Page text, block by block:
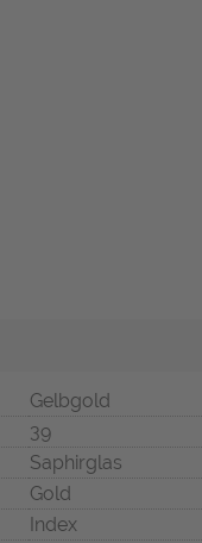
Gelbgold
39
Saphirglas
Gold
Index